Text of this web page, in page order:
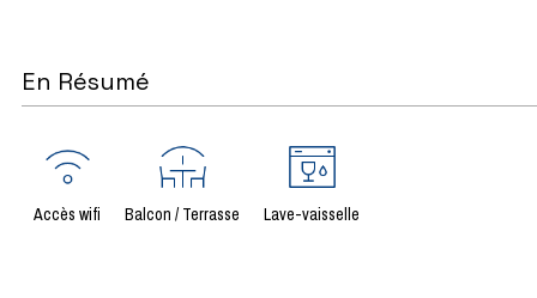
En Résumé
Accès wifi Balcon / Terrasse Lave-vaisselle